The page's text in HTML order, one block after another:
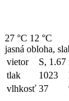
27 °C 12 °C
jasná obloha,
vietor
S, 1.67
tlak
1023
vlhkosť 37